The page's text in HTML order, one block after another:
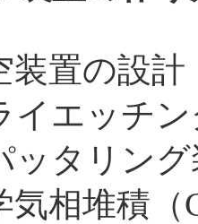
置の設計
エッチン
タリング
相堆積（